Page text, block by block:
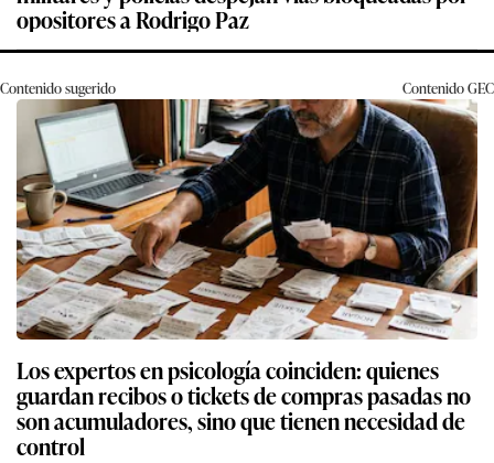
opositores a Rodrigo Paz
Contenido sugerido ContenidoGEC
Los expertos en psicología coinciden: quienes
guardan recibos o tickets de compras pasadas no
son acumuladores, sino que tienen necesidad de
control